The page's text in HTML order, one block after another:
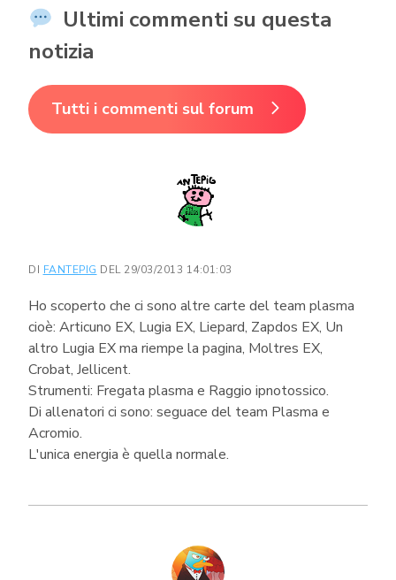
Ultimi commenti su questa
notizia
Tutti i commenti sul forum
DI FANTEPIG DEL 29/03/2013 14:01:03
Ho scoperto che ci sono altre carte del team plasma
cioè: Articuno EX, Lugia EX, Liepard, Zapdos EX, Un
altro Lugia EX ma riempe la pagina, Moltres EX,
Crobat, Jellicent.
Strumenti: Fregata plasma e Raggio ipnotossico.
Di allenatori ci sono: seguace del team Plasma e
Acromio.
L'unica energia è quella normale.